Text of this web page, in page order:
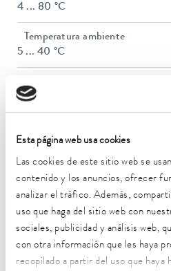
Esta página web usa cookies
Las cookies de este sitio web se
contenido y los anuncios, ofrecer
analizar el tráfico. Además,
uso que haga del sitio web con
sociales, publicidad y análisis web,
con otra información que les haya
recopilado a partir del uso que haya
4 ... 80 °C
Temperatura ambiente
5 ... 40 °C
Estabilidad de temperatura
0.1 ± K
0.4 kW
Rosca de conexión de la
Quick C. 1/4″
Volumen de llenado máx.
0.32 L
Dimensiones (an x pr x al)